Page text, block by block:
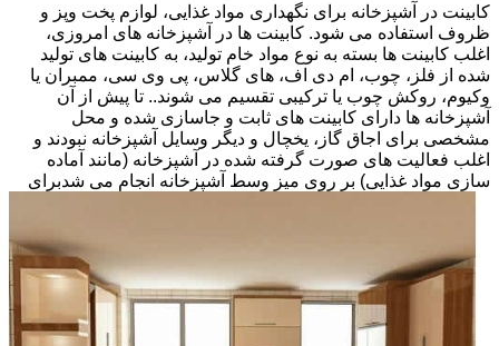
کابینت در آشپزخانه برای نگهداری مواد غذایی، لوازم پخت وپز و
ظروف استفاده می شود. کابینت ها در آشپزخانه های امروزی،
اغلب کابینت ها بسته به نوع مواد خام تولید، به کابینت های تولید
شده از فلز، چوب، ام دی اف، های گلاس، پی وی سی، ممبران یا
وکیوم، روکش چوب یا ترکیبی تقسیم می شوند.. تا پیش از آن
آشپزخانه ها دارای کابینت های ثابت و جاسازی شده و محل
مشخصی برای اجاق گاز، یخچال و دیگر وسایل آشپزخانه نبودند و
اغلب فعالیت های صورت گرفته شده در آشپزخانه (مانند آماده
سازی مواد غذایی) بر روی میز وسط آشپزخانه انجام می شدبرای